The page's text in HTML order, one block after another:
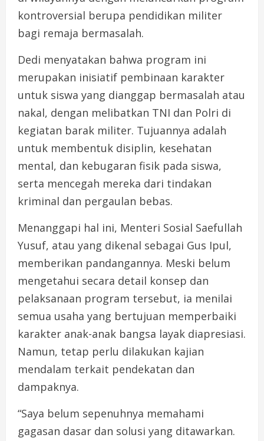
kontroversial berupa pendidikan militer
bagi remaja bermasalah.
Dedi menyatakan bahwa program ini
merupakan inisiatif pembinaan karakter
untuk siswa yang dianggap bermasalah atau
nakal, dengan melibatkan TNI dan Polri di
kegiatan barak militer. Tujuannya adalah
untuk membentuk disiplin, kesehatan
mental, dan kebugaran fisik pada siswa,
serta mencegah mereka dari tindakan
kriminal dan pergaulan bebas.
Menanggapi hal ini, Menteri Sosial Saefullah
Yusuf, atau yang dikenal sebagai Gus Ipul,
memberikan pandangannya. Meski belum
mengetahui secara detail konsep dan
pelaksanaan program tersebut, ia menilai
semua usaha yang bertujuan memperbaiki
karakter anak-anak bangsa layak diapresiasi.
Namun, tetap perlu dilakukan kajian
mendalam terkait pendekatan dan
dampaknya.
“Saya belum sepenuhnya memahami
gagasan dasar dan solusi yang ditawarkan.